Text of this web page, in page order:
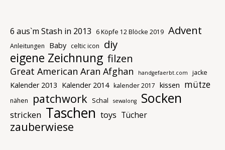
6 aus`m Stash in 2013 6 Köpfe 12 Blöcke 2019 Advent
Anleitungen Baby celtic icon diy
eigene Zeichnung filzen
Great American Aran Afghan handgefaerbt.com jacke
Kalender 2013 Kalender 2014 kalender 2017 kissen mütze
nähen patchwork Schal sewalong Socken
stricken Taschen toys Tücher
zauberwiese